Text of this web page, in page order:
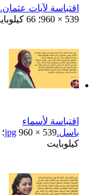
اقتباسة لآيات عثمان.jpg
960 × 539؛ 66 كيلوبايت
اقتباسة لأسماء
باسل.jpg
كيلوبايت